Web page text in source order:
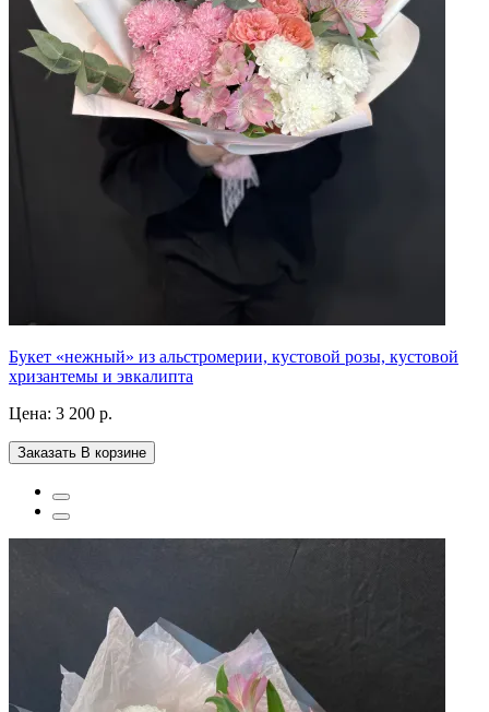
Букет «нежный» из альстромерии, кустовой розы, кустовой
хризантемы и эвкалипта
Цена: 3 200 р.
Заказать В корзине